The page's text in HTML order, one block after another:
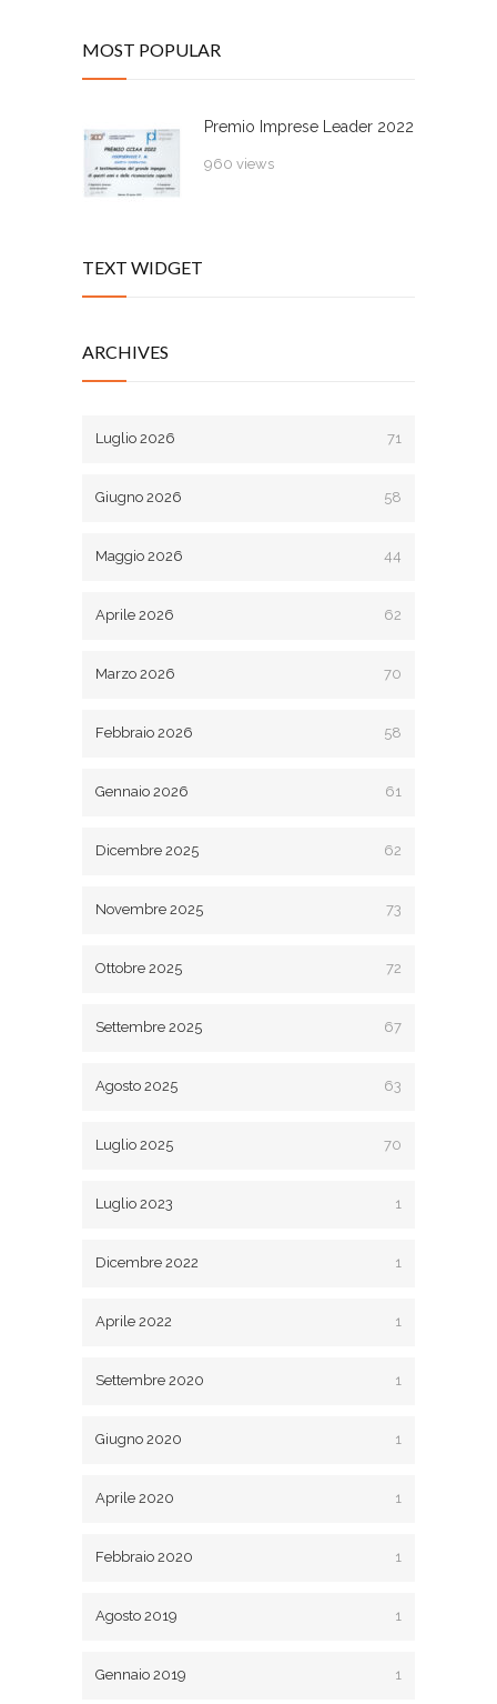
MOST POPULAR
Premio Imprese Leader 2022
960 views
TEXT WIDGET
ARCHIVES
Luglio 2026 71
Giugno 2026 58
Maggio 2026 44
Aprile 2026 62
Marzo 2026 70
Febbraio 2026 58
Gennaio 2026 61
Dicembre 2025 62
Novembre 2025 73
Ottobre 2025 72
Settembre 2025 67
Agosto 2025 63
Luglio 2025 70
Luglio 2023 1
Dicembre 2022 1
Aprile 2022 1
Settembre 2020 1
Giugno 2020 1
Aprile 2020 1
Febbraio 2020 1
Agosto 2019 1
Gennaio 2019 1